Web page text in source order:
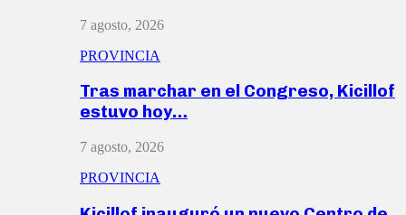
7 agosto, 2026
PROVINCIA
Tras marchar en el Congreso, Kicillof
estuvo hoy…
7 agosto, 2026
PROVINCIA